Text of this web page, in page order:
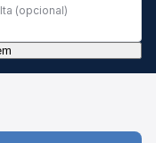
(opcional)